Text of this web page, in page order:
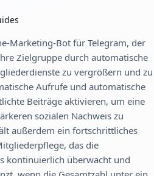
Marketing-Bot für Telegram, der
Zielgruppe durch automatische
zu vergrößern und zu
Aufrufe und automatische
Beiträge aktivieren, um eine
sozialen Nachweis zu
außerdem ein fortschrittliches
das die
kontinuierlich überwacht und